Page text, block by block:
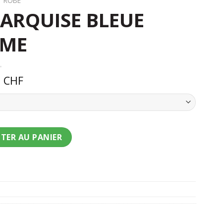
BLEUE
CHF
marquise bleue femme
AU PANIER